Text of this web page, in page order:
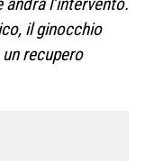
l’intervento.
il ginocchio
recupero